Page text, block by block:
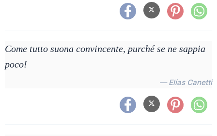
Come tutto suona convincente, purché se ne sappia
poco!
— Elías Canetti